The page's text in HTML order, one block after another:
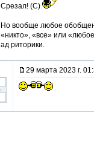
Срезал! (С)
Но вообще любое
«никто», «все» или
ад риторики.
29 марта 2023 г.